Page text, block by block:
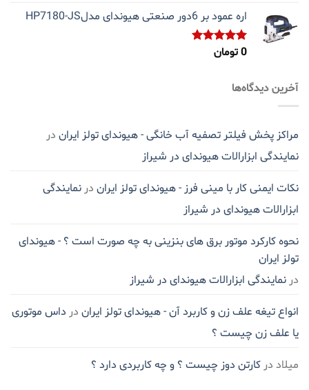
اره عمود بر 6دور صنعتی هیوندای مدلHP7180-JS
نمره5.00
0تومان
آخرین دیدگاه‌ها
مراکز پخش فیلتر تصفیه آب خانگی - هیوندای تولز ایران در
نمایندگی ابزارالات هیوندای در شیراز
نکات ایمنی کار با مینی فرز - هیوندای تولز ایران در نمایندگی
ابزارالات هیوندای در شیراز
نحوه کارکرد موتور برق های بنزینی به چه صورت است ؟ - هیوندای
تولز ایران
در نمایندگی ابزارالات هیوندای در شیراز
انواع تیغه علف زن و کاربرد آن - هیوندای تولز ایران در داس موتوری
یا علف زن چیست ؟
میلاد در کارتن دوز چیست ؟ و چه کاربردی دارد ؟